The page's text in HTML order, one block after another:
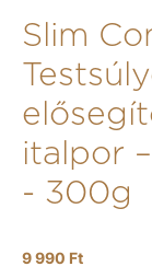
Slim
italpor
- 300g
9 990 Ft